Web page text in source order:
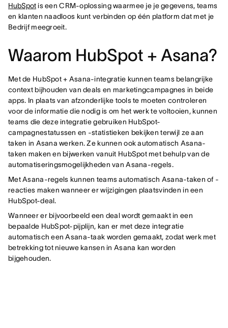
HubSpotis een CRM-oplossing waarmee je je gegevens, teams
en klanten naadloos kunt verbinden op één platform dat met je
Bedrijf meegroeit.
Waarom HubSpot + Asana?
Met de HubSpot + Asana-integratie kunnen teams belangrijke
context bijhouden van deals en marketingcampagnes in beide
apps. In plaats van afzonderlijke tools te moeten controleren
voor de informatie die nodig is om het werk te voltooien, kunnen
teams die deze integratie gebruiken HubSpot-
campagnestatussen en -statistieken bekijken terwijl ze aan
taken in Asana werken. Ze kunnen ook automatisch Asana-
taken maken en bijwerken vanuit HubSpot met behulp van de
automatiseringsmogelijkheden van Asana-regels.
Met Asana-regels kunnen teams automatisch Asana-taken of -
reacties maken wanneer er wijzigingen plaatsvinden in een
HubSpot-deal.
Wanneer er bijvoorbeeld een deal wordt gemaakt in een
bepaalde HubSpot-pijplijn, kan er met deze integratie
automatisch een Asana-taak worden gemaakt, zodat werk met
betrekking tot nieuwe kansen in Asana kan worden
bijgehouden.